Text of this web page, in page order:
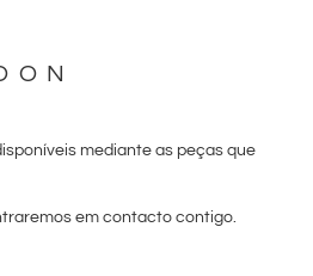
mediante as peças que
em contacto contigo.